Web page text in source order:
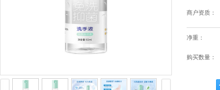
商户资质：
净重：
购买数量：